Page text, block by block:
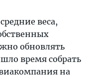
веса,
обновлять
время собрать
на